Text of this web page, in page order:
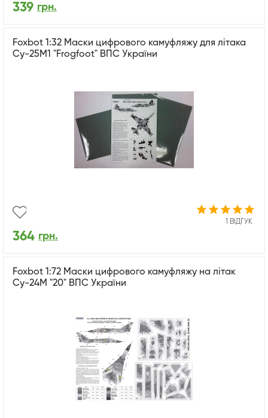
339 грн.
Foxbot 1:32 Маски цифрового камуфляжу для літака
Су-25М1 "Frogfoot" ВПС України
1 ВІДГУК
364 грн.
Foxbot 1:72 Маски цифрового камуфляжу на літак
Су-24М "20" ВПС України